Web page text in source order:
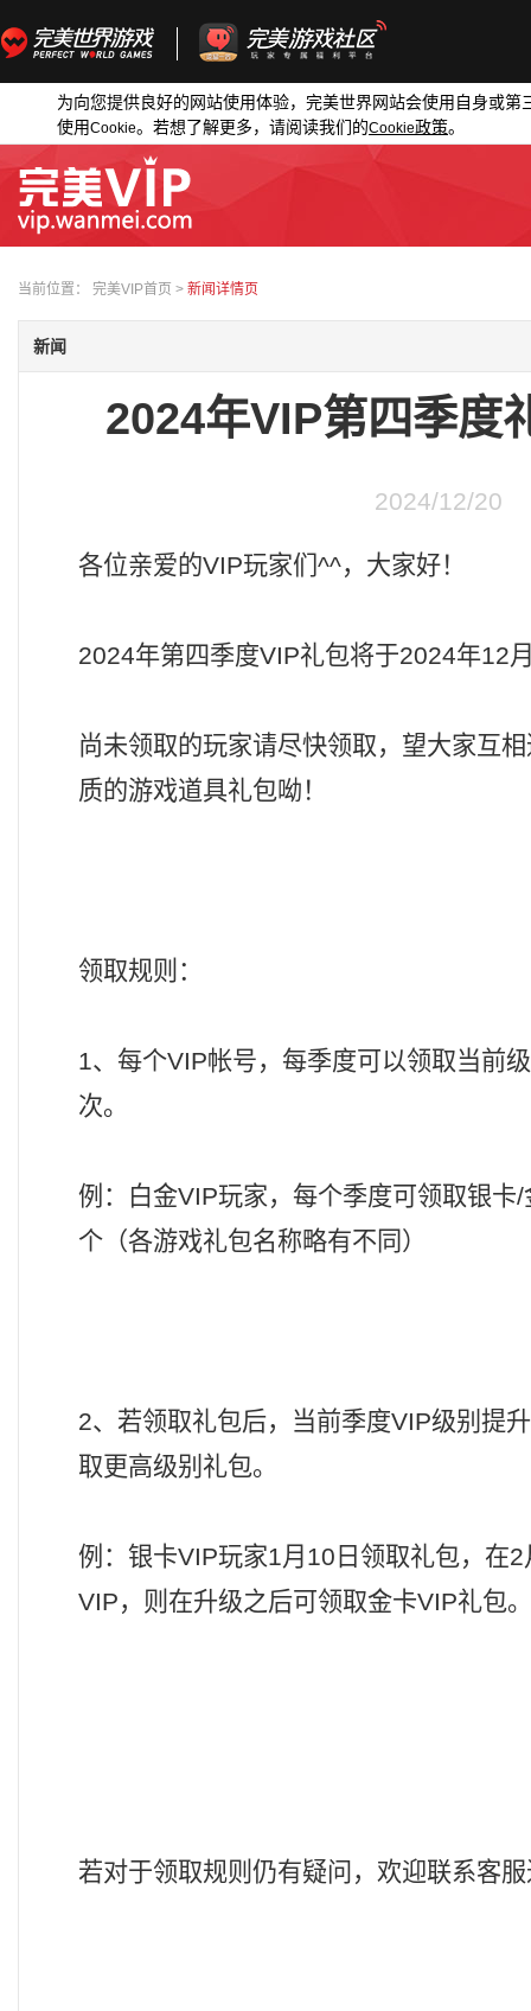
为向您提供良好的网站使用体验，完美世界网站会使用自身或第
使用Cookie。若想了解更多，请阅读我们的Cookie政策。
当前位置： 完美VIP首页 > 新闻详情页
新闻
2024年VIP第四季度
2024/12/20
各位亲爱的VIP玩家们^^，大家好！
2024年第四季度VIP礼包将于2024年12
尚未领取的玩家请尽快领取，望大家互
质的游戏道具礼包呦！
领取规则：
1、每个VIP帐号，每季度可以领取当前
次。
例：白金VIP玩家，每个季度可领取银卡
个（各游戏礼包名称略有不同）
2、若领取礼包后，当前季度VIP级别提
取更高级别礼包。
例：银卡VIP玩家1月10日领取礼包，在
VIP，则在升级之后可领取金卡VIP礼包。
若对于领取规则仍有疑问，欢迎联系客服